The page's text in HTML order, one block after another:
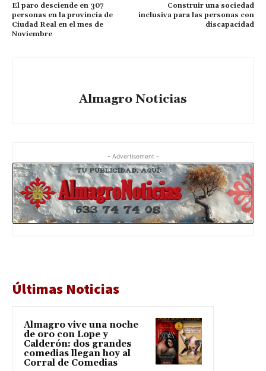
El paro desciende en 307
personas en la provincia de
Ciudad Real en el mes de
Noviembre
Construir una sociedad
inclusiva para las personas con
discapacidad
Almagro Noticias
- Advertisement -
Últimas Noticias
Almagro vive una noche
de oro con Lope y
Calderón: dos grandes
comedias llegan hoy al
Corral de Comedias